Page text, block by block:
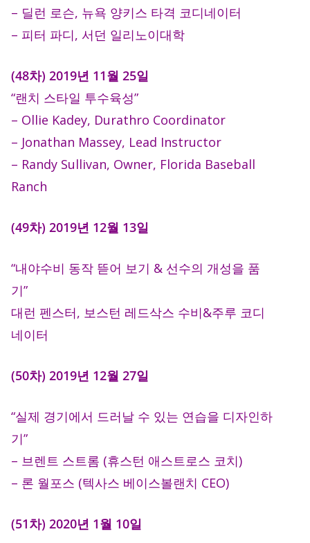
– 딜런 로슨, 뉴욕 양키스 타격 코디네이터
– 피터 파디, 서던 일리노이대학
(48차) 2019년 11월 25일
“랜치 스타일 투수육성”
– Ollie Kadey, Durathro Coordinator
– Jonathan Massey, Lead Instructor
– Randy Sullivan, Owner, Florida Baseball
Ranch
(49차) 2019년 12월 13일
“내야수비 동작 뜯어 보기 & 선수의 개성을 품
기”
대런 펜스터, 보스턴 레드삭스 수비&주루 코디
네이터
(50차) 2019년 12월 27일
“실제 경기에서 드러날 수 있는 연습을 디자인하
기”
– 브렌트 스트롬 (휴스턴 애스트로스 코치)
– 론 월포스 (텍사스 베이스볼랜치 CEO)
(51차) 2020년 1월 10일